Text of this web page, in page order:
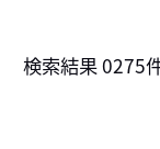
検索結果0275